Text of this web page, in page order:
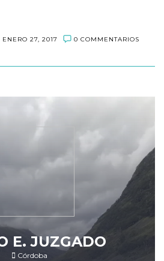
ENERO 27, 2017 0 COMMENTARIOS
E. JUZGADO
Córdoba